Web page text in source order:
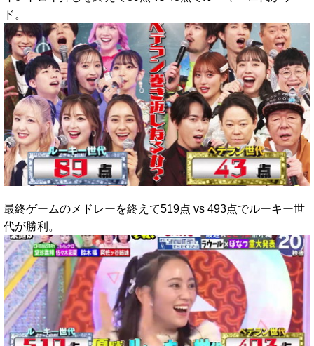
ド。
最終ゲームのメドレーを終えて519点 vs 493点でルーキー世
代が勝利。